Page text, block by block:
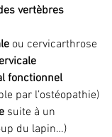
vertèbres
ou cervicarthrose
fonctionnel
par l’ostéopathie)
suite à un
du lapin…)